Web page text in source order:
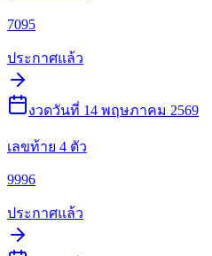
7095
ประกาศแล้ว
งวดวันที่ 14 พฤษภาคม 2569
เลขท้าย 4 ตัว
9996
ประกาศแล้ว